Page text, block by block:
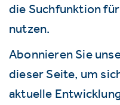
die Suchfunktion
nutzen.
Abonnieren Sie
dieser Seite, um
aktuelle